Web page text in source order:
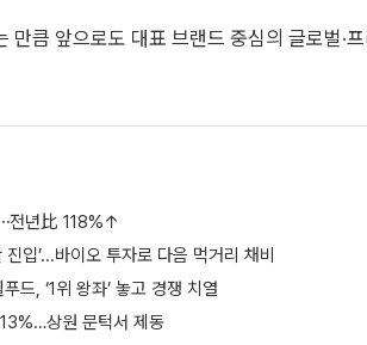
만큼 앞으로도 대표 브랜드 중심의 글로벌·
전년比 118%↑
입’...바이오 투자로 다음 먹거리 채비
드, ‘1위 왕좌’ 놓고 경쟁 치열
상원 문턱서 제동